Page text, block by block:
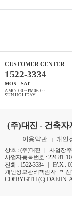
CUSTOMER CENTER
1522-3334
MON - SAT
AM07:00 ~ PM06:00
SUN HOLIDAY
(주)대진 - 건축자
이용약관 | 개인
상호 : (주)대진 | 사업장주
사업자등록번호 : 224-81-
전화 : 1522-3334 | FAX :
개인정보관리책임자 : 박
COPRYGITH (C) DAEJIN.